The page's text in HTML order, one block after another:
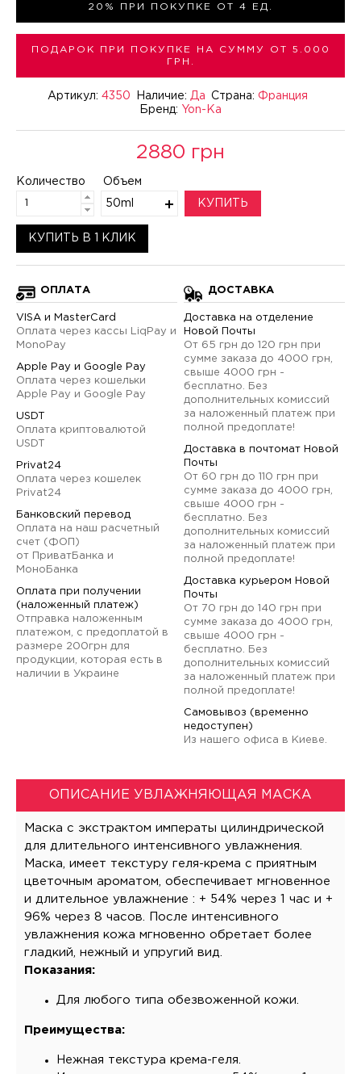
20% ПРИ ПОКУПКЕ ОТ 4 ЕД.
ПОДАРОК ПРИ ПОКУПКЕ НА СУММУ ОТ 5.000
ГРН.
Артикул: 4350 Наличие: Да Страна: Франция
Бренд: Yon-Ka
2880 грн
Количество Объем
50ml КУПИТЬ
КУПИТЬ В 1 КЛИК
ОПЛАТА
VISA и MasterCard
Оплата через кассы LiqPay и
MonoPay
Apple Pay и Google Pay
Оплата через кошельки
Apple Pay и Google Pay
USDT
Оплата криптовалютой
USDT
Privat24
Оплата через кошелек
Privat24
Банковский перевод
Оплата на наш расчетный
счет (ФОП)
от ПриватБанка и
МоноБанка
Оплата при получении
(наложенный платеж)
Отправка наложенным
платежом, с предоплатой в
размере 200грн для
продукции, которая есть в
наличии в Украине
ДОСТАВКА
Доставка на отделение
Новой Почты
От 65 грн до 120 грн при
сумме заказа до 4000 грн,
свыше 4000 грн -
бесплатно. Без
дополнительных комиссий
за наложенный платеж при
полной предоплате!
Доставка в почтомат Новой
Почты
От 60 грн до 110 грн при
сумме заказа до 4000 грн,
свыше 4000 грн -
бесплатно. Без
дополнительных комиссий
за наложенный платеж при
полной предоплате!
Доставка курьером Новой
Почты
От 70 грн до 140 грн при
сумме заказа до 4000 грн,
свыше 4000 грн -
бесплатно. Без
дополнительных комиссий
за наложенный платеж при
полной предоплате!
Самовывоз (временно
недоступен)
Из нашего офиса в Киеве.
ОПИСАНИЕ УВЛАЖНЯЮЩАЯ МАСКА
Маска с экстрактом императы цилиндрической
для длительного интенсивного увлажнения.
Маска, имеет текстуру геля-крема с приятным
цветочным ароматом, обеспечивает мгновенное
и длительное увлажнение : + 54% через 1 час и +
96% через 8 часов. После интенсивного
увлажнения кожа мгновенно обретает более
гладкий, нежный и упругий вид.
Показания:
Для любого типа обезвоженной кожи.
Преимущества:
Нежная текстура крема-геля.